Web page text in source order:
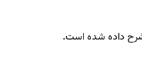
شرح داده شده است.